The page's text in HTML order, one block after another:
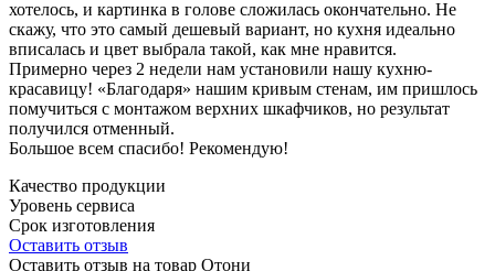
хотелось, и картинка в голове сложилась окончательно. Не
скажу, что это самый дешевый вариант, но кухня идеально
вписалась и цвет выбрала такой, как мне нравится.
Примерно через 2 недели нам установили нашу кухню-
красавицу! «Благодаря» нашим кривым стенам, им пришлось
помучиться с монтажом верхних шкафчиков, но результат
получился отменный.
Большое всем спасибо! Рекомендую!
Качество продукции
Уровень сервиса
Срок изготовления
Оставить отзыв
Оставить отзыв на товар Отони